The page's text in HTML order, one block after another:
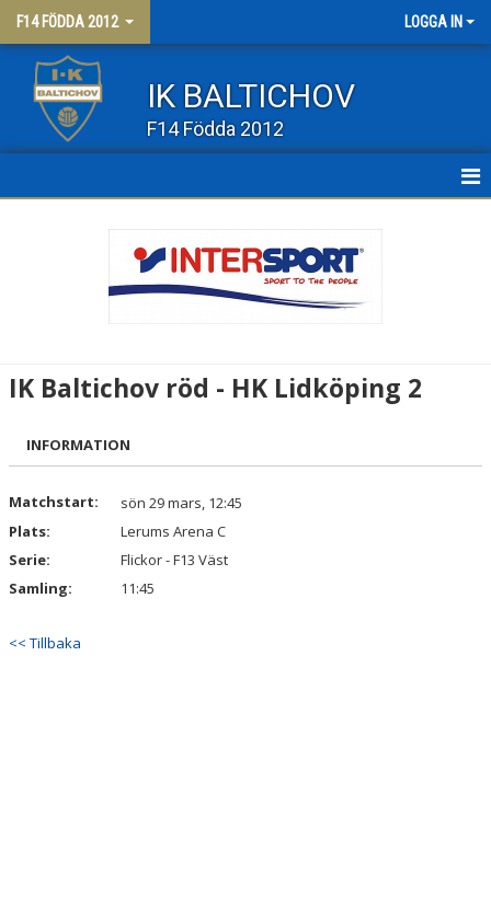
F14 FÖDDA 2012 LOGGA IN
IK BALTICHOV
F14 Födda 2012
BILDGALLERI
DOKUMENT
KONTAKT
IK Baltichov röd - HK Lidköping 2
INFORMATION
Matchstart:
sön 29 mars, 12:45
Plats:
Lerums Arena C
Serie:
Flickor - F13 Väst
Samling:
11:45
<< Tillbaka